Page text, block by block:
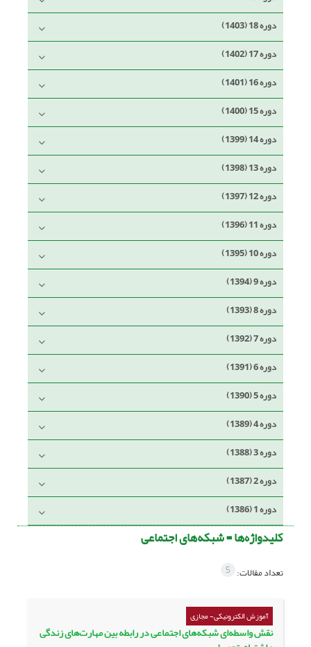
دوره 18 (1403)
دوره 17 (1402)
دوره 16 (1401)
دوره 15 (1400)
دوره 14 (1399)
دوره 13 (1398)
دوره 12 (1397)
دوره 11 (1396)
دوره 10 (1395)
دوره 9 (1394)
دوره 8 (1393)
دوره 7 (1392)
دوره 6 (1391)
دوره 5 (1390)
دوره 4 (1389)
دوره 3 (1388)
دوره 2 (1387)
دوره 1 (1386)
کلیدواژه‌ها =شبکه‌های اجتماعی
تعداد مقالات: 5
آموزش الکترونیکی- مجازی
نقش واسطه‌ای شبکه‌های اجتماعی در رابطه بین مهارت‌های زندگی